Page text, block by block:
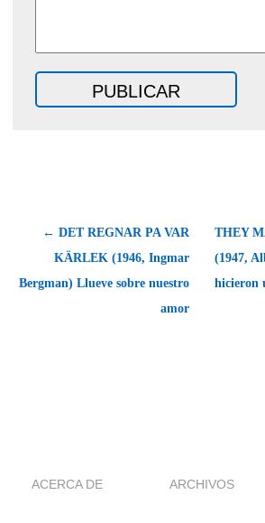
← DET REGNAR PA VAR
KÄRLEK (1946, Ingmar
Bergman) Llueve sobre nuestro
amor
THEY
(1947,
hicieron
ACERCA DE ARCHIVOS